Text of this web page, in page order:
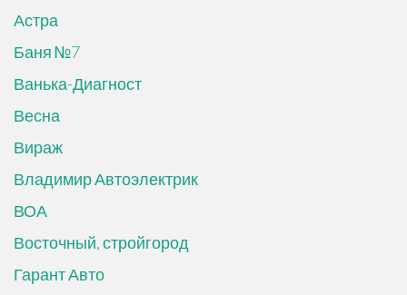
Астра
Баня №7
Ванька-Диагност
Весна
Вираж
Владимир Автоэлектрик
ВОА
Восточный, стройгород
Гарант Авто